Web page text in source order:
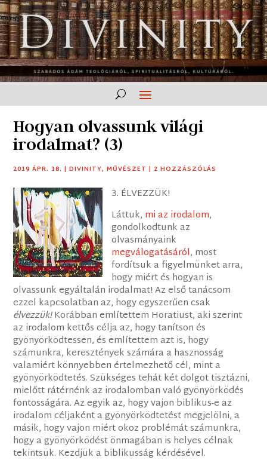
Hogyan olvassunk világi
irodalmat? (3)
2019 ÁPR. 18. |DIVINITY,MŰVÉSZET | 2 HOZZÁSZÓLÁS
3. ÉLVEZZÜK!
Láttuk, mi az irodalom,
gondolkodtunk az
olvasmányaink
megválogatásáról, most
fordítsuk a figyelmünket arra,
hogy miért és hogyan is
olvassunk egyáltalán irodalmat! Az első tanácsom
ezzel kapcsolatban az, hogy egyszerűen csak
élvezzük!Korábban említettem Horatiust, aki szerint
az irodalom kettős célja az, hogy tanítson és
gyönyörködtessen, és említettem azt is, hogy
számunkra, keresztények számára a hasznosság
valamiért könnyebben értelmezhető cél, mint a
gyönyörködtetés. Szükséges tehát két dolgot tisztázni,
mielőtt rátérnénk az irodalomban való gyönyörködés
fontosságára. Az egyik az, hogy vajon biblikus-e az
irodalom céljaként a gyönyörködtetést megjelölni, a
másik, hogy vajon miért okoz problémát számunkra,
hogy a gyönyörködést önmagában is helyes célnak
tekintsük. Kezdjük a biblikusság kérdésével.